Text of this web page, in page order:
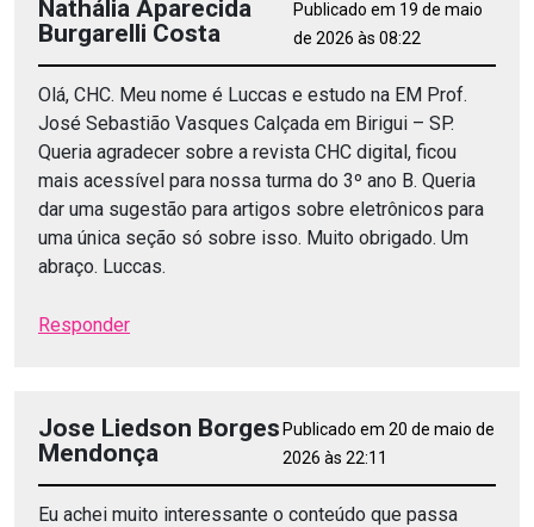
Nathália Aparecida
Burgarelli Costa
Publicado em 19 de maio
de 2026 às 08:22
Olá, CHC. Meu nome é Luccas e estudo na EM Prof.
José Sebastião Vasques Calçada em Birigui – SP.
Queria agradecer sobre a revista CHC digital, ficou
mais acessível para nossa turma do 3º ano B. Queria
dar uma sugestão para artigos sobre eletrônicos para
uma única seção só sobre isso. Muito obrigado. Um
abraço. Luccas.
Responder
Jose Liedson Borges
Mendonça
Publicado em 20 de maio de
2026 às 22:11
Eu achei muito interessante o conteúdo que passa